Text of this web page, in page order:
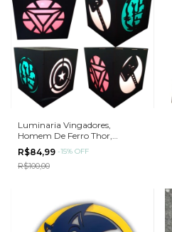
Luminaria Vingadores,
Homem De Ferro Thor,
Hulk,abajur Color
R$84,99 -15% OFF
R$100,00